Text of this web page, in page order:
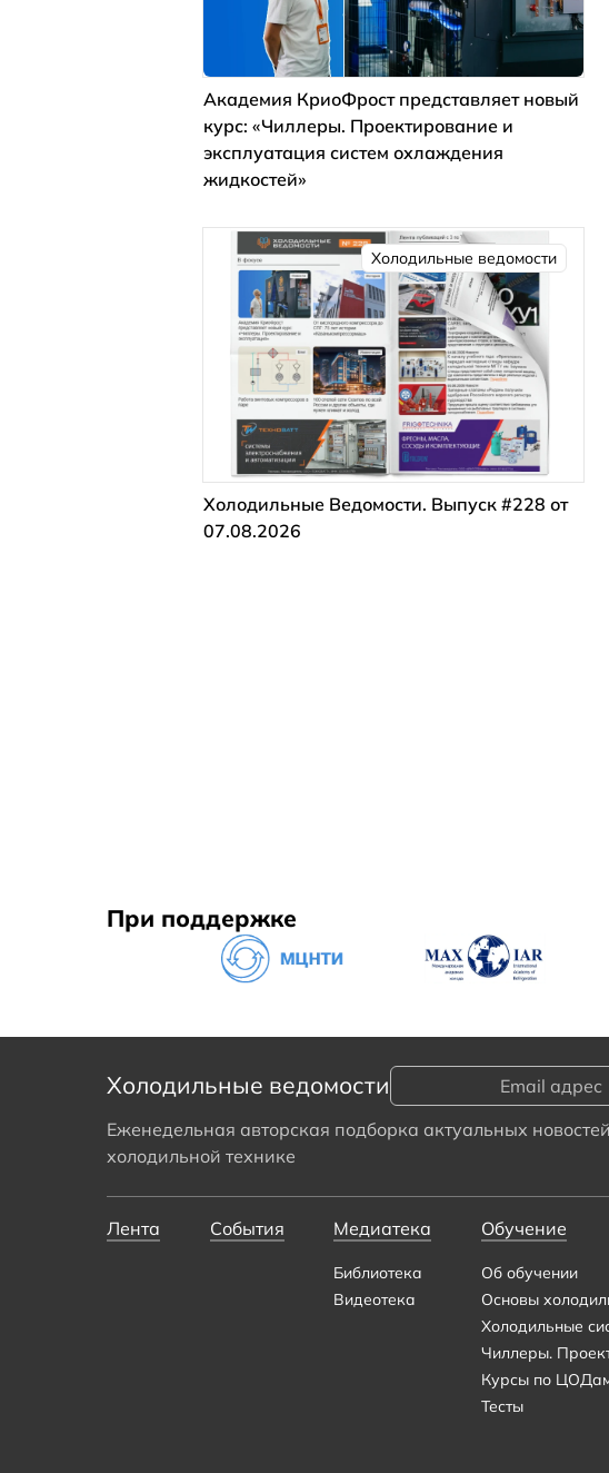
Академия КриоФрост представляет новый
курс: «Чиллеры. Проектирование и
эксплуатация систем охлаждения
жидкостей»
Холодильные ведомости
Холодильные Ведомости. Выпуск #228 от
07.08.2026
При поддержке
Холодильные ведомости
Еженедельная авторская подборка актуальных
холодильной технике
Лента События Медиатека
Библиотека
Видеотека
Обучение
Об обучении
Основы
Холодильные
Чиллеры.
Курсы по
Тесты